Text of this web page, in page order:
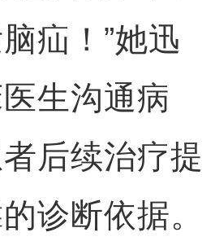
疝！”她迅
生沟通病
后续治疗提
诊断依据。